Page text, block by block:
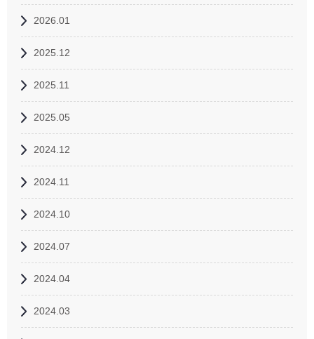
2026.01
2025.12
2025.11
2025.05
2024.12
2024.11
2024.10
2024.07
2024.04
2024.03